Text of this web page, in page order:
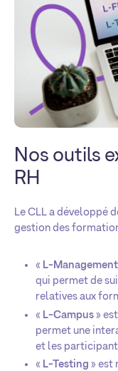
Nos outils
RH
Le CLL a développé
gestion des
« L-Management
qui permet de
relatives aux
« L-Campus »
permet une
et les
« L-Testing » est